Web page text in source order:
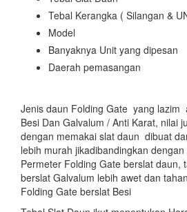
Tebal Kerangka ( Silangan &
Model
Banyaknya Unit yang dipesan
Daerah pemasangan
Jenis daun Folding Gate yang lazim
Besi Dan Galvalum / Anti Karat, nilai
dengan memakai slat daun dibuat
lebih murah jikadibandingkan
Permeter Folding Gate berslat daun,
berslat Galvalum lebih awet dan
Folding Gate berslat Besi